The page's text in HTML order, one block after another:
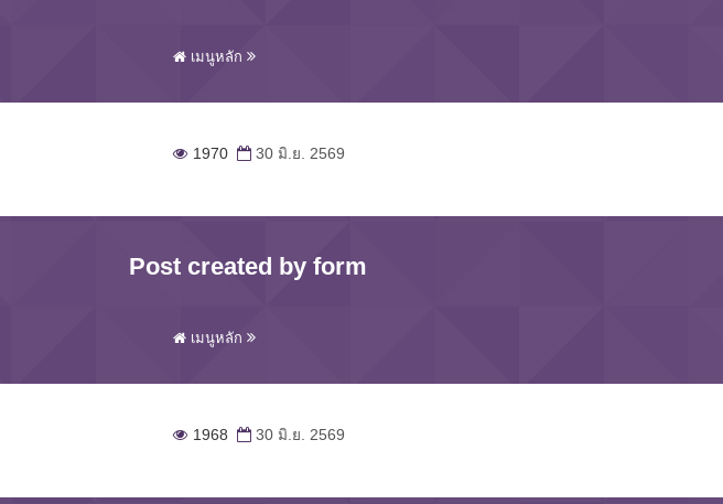
เมนูหลัก
1970 30 มิ.ย. 2569
Post created by form
เมนูหลัก
1968 30 มิ.ย. 2569